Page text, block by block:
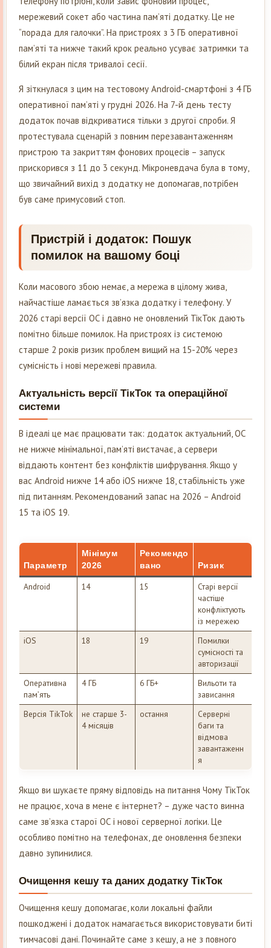
мережевий сокет або частина пам’яті додатку. Це не
“порада для галочки”. На пристроях з 3 ГБ оперативної
пам’яті та нижче такий крок реально усуває затримки та
білий екран після тривалої сесії.
Я зіткнулася з цим на тестовому Android-смартфоні з 4 ГБ
оперативної пам’яті у грудні 2026. На 7-й день тесту
додаток почав відкриватися тільки з другої спроби. Я
протестувала сценарій з повним перезавантаженням
пристрою та закриттям фонових процесів – запуск
прискорився з 11 до 3 секунд. Мікроневдача була в тому,
що звичайний вихід з додатку не допомагав, потрібен
був саме примусовий стоп.
Пристрій і додаток: Пошук
помилок на вашому боці
Коли масового збою немає, а мережа в цілому жива,
найчастіше ламається зв’язка додатку і телефону. У
2026 старі версії ОС і давно не оновлений ТікТок дають
помітно більше помилок. На пристроях із системою
старше 2 років ризик проблем вищий на 15-20% через
сумісність і нові мережеві правила.
Актуальність версії ТікТок та операційної
системи
В ідеалі це має працювати так: додаток актуальний, ОС
не нижче мінімальної, пам’яті вистачає, а сервери
віддають контент без конфліктів шифрування. Якщо у
вас Android нижче 14 або iOS нижче 18, стабільність уже
під питанням. Рекомендований запас на 2026 – Android
15 та iOS 19.
Параметр
Мінімум
2026
Рекомендо
вано
Ризик
Android 14 15
Старі версії
частіше
конфліктують
із мережею
iOS
18 19
Помилки
сумісності та
авторизації
Оперативна
пам’ять
4 ГБ 6 ГБ+
Вильоти та
зависання
Версія TikTok
не старше 3-
4 місяців
остання
Серверні
баги та
відмова
завантаженн
я
Якщо ви шукаєте пряму відповідь на питання Чому ТікТок
не працює, хоча в мене є інтернет? – дуже часто винна
саме зв’язка старої ОС і нової серверної логіки. Це
особливо помітно на телефонах, де оновлення безпеки
давно зупинилися.
Очищення кешу та даних додатку ТікТок
Очищення кешу допомагає, коли локальні файли
пошкоджені і додаток намагається використовувати биті
тимчасові дані. Починайте саме з кешу, а не з повного